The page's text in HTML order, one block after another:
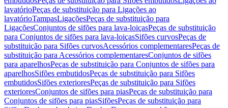
lavatórioPeças de substituição para Ligações ao
lavatórioTampasLigaçõesPeças de substituição para
LigaçõesConjuntos de sifões para lava-loiçasPeças de substituição
para Conjuntos de sifões para lava-loiçasSifões curvosPeças de
substituição para Sifões curvosAcessórios complementaresPeças de
substituição para Acessórios complementaresConjuntos de sifões
para aparelhosPeças de substituição para Conjuntos de sifões para
aparelhosSifões embutidosPeças de substituição para Sifões
embutidosSifões exterioresPeças de substituição para Sifões
exterioresConjuntos de sifões para piasPeças de substituição para
Conjuntos de sifões para piasSifõesPeças de substituição para